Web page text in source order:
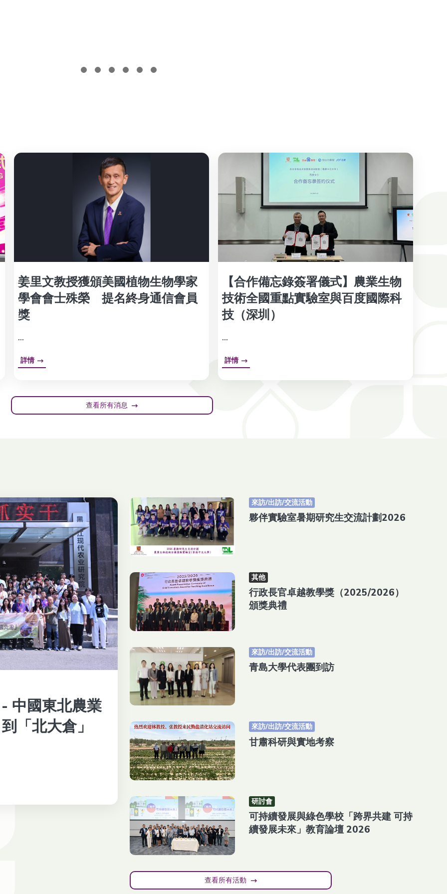
姜里文教授獲頒美國植物生物學家
學會會士殊榮 提名終身通信會員
獎
...
詳情
【合作備忘錄簽署儀式】農業生物
技術全國重點實驗室與百度國際科
技（深圳）
...
詳情
查看所有消息
中國東北農業
「北大倉」
來訪/出訪/交流活動
夥伴實驗室暑期研究生交流計劃2026
其他
行政長官卓越教學獎（2025/2026）
頒獎典禮
來訪/出訪/交流活動
青島大學代表團到訪
來訪/出訪/交流活動
甘肅科研與實地考察
研討會
可持續發展與綠色學校「跨界共建 可持
續發展未來」教育論壇 2026
查看所有活動